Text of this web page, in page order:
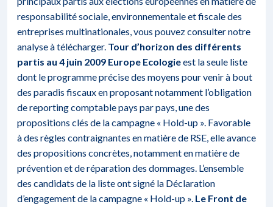
responsabilité sociale, environnementale et fiscale des
entreprises multinationales, vous pouvez consulternotre
analyse à télécharger. Tour d’horizon des différents
partis au 4 juin 2009 Europe Ecologieest la seule liste
dont le programme précise des moyens pour venir à bout
des paradis fiscaux en proposant notamment l’obligation
de reporting comptable pays par pays, une des
propositions clés de la campagne « Hold-up ». Favorable
à des règles contraignantes en matière de RSE, elle avance
des propositions concrètes, notamment en matière de
prévention et de réparation des dommages. L’ensemble
des candidats de la liste ont signé la Déclaration
d’engagement de la campagne « Hold-up ». Le Front de